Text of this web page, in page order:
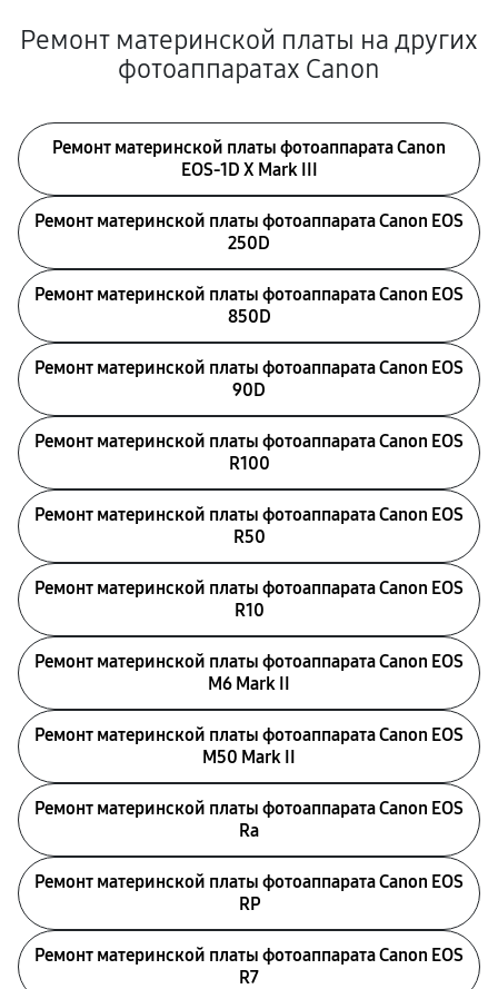
Ремонт материнской платы на других
фотоаппаратах Canon
Ремонт материнской платы фотоаппарата Canon
EOS‑1D X Mark III
Ремонт материнской платы фотоаппарата Canon EOS
250D
Ремонт материнской платы фотоаппарата Canon EOS
850D
Ремонт материнской платы фотоаппарата Canon EOS
90D
Ремонт материнской платы фотоаппарата Canon EOS
R100
Ремонт материнской платы фотоаппарата Canon EOS
R50
Ремонт материнской платы фотоаппарата Canon EOS
R10
Ремонт материнской платы фотоаппарата Canon EOS
M6 Mark II
Ремонт материнской платы фотоаппарата Canon EOS
M50 Mark II
Ремонт материнской платы фотоаппарата Canon EOS
Ra
Ремонт материнской платы фотоаппарата Canon EOS
RP
Ремонт материнской платы фотоаппарата Canon EOS
R7